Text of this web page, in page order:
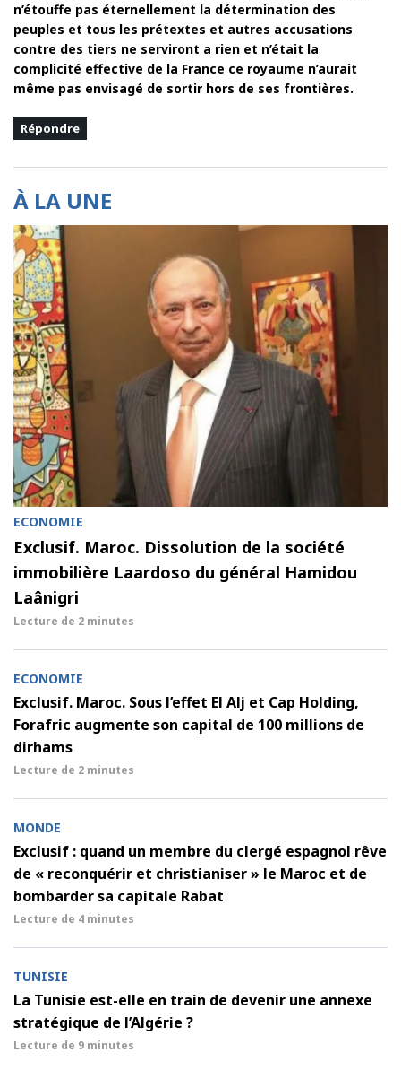
n’étouffe pas éternellement la détermination des
peuples et tous les prétextes et autres accusations
contre des tiers ne serviront a rien et n’était la
complicité effective de la France ce royaume n’aurait
même pas envisagé de sortir hors de ses frontières.
Répondre
À LA UNE
ECONOMIE
Exclusif. Maroc. Dissolution de la société
immobilière Laardoso du général Hamidou
Laânigri
Lecture de 2 minutes
ECONOMIE
Exclusif. Maroc. Sous l’effet El Alj et Cap Holding,
Forafric augmente son capital de 100 millions de
dirhams
Lecture de 2 minutes
MONDE
Exclusif : quand un membre du clergé espagnol rêve
de « reconquérir et christianiser » le Maroc et de
bombarder sa capitale Rabat
Lecture de 4 minutes
TUNISIE
La Tunisie est-elle en train de devenir une annexe
stratégique de l’Algérie ?
Lecture de 9 minutes